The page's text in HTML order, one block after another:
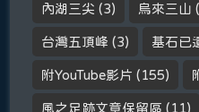
內湖三尖 (3) 烏來三山
台灣五頂峰 (3) 基石已
附YouTube影片 (155)
風之足跡文章保留區 (11)